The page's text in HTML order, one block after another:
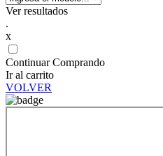
Ver resultados
.
x
Continuar Comprando
Ir al carrito
VOLVER